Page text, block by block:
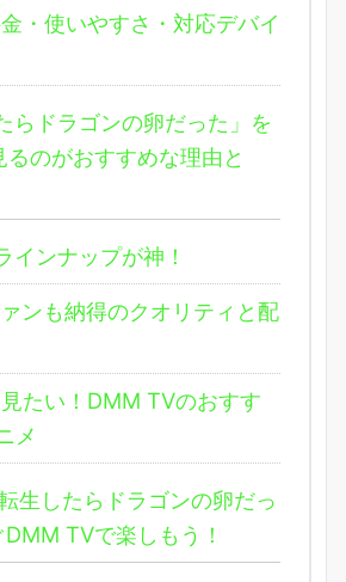
・使いやすさ・対応デバイ
らドラゴンの卵だった」を
のがおすすめな理由と
インナップが神！
ンも納得のクオリティと配
たい！DMM TVのおすす
メ
生したらドラゴンの卵だっ
TVで楽しもう！